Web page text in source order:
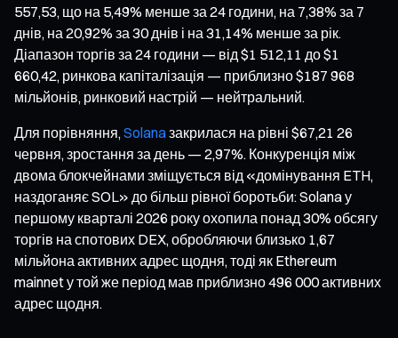
557,53, що на 5,49% менше за 24 години, на 7,38% за 7
днів, на 20,92% за 30 днів і на 31,14% менше за рік.
Діапазон торгів за 24 години — від $1 512,11 до $1
660,42, ринкова капіталізація — приблизно $187 968
мільйонів, ринковий настрій — нейтральний.
Для порівняння, Solanaзакрилася на рівні $67,21 26
червня, зростання за день — 2,97%. Конкуренція між
двома блокчейнами зміщується від «домінування ETH,
наздоганяє SOL» до більш рівної боротьби: Solana у
першому кварталі 2026 року охопила понад 30% обсягу
торгів на спотових DEX, обробляючи близько 1,67
мільйона активних адрес щодня, тоді як Ethereum
mainnet у той же період мав приблизно 496 000 активних
адрес щодня.